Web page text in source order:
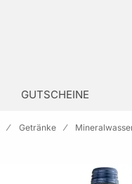
GUTSCHEINE
Getränke